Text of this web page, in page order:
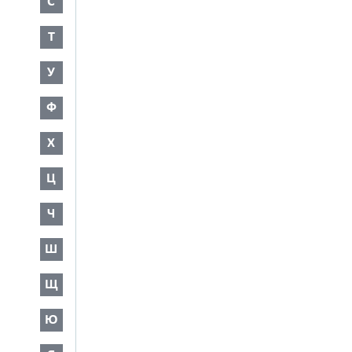
Т
У
Ф
Х
Ц
Ч
Ш
Щ
Ю